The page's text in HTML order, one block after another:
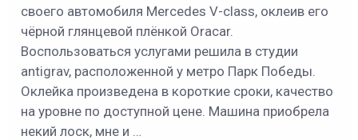
своего автомобиля Mercedes V-class, оклеив его
чёрной глянцевой плёнкой Oracar.
Воспользоваться услугами решила в студии
antigrav, расположенной у метро Парк Победы.
Оклейка произведена в короткие сроки, качество
на уровне по доступной цене. Машина приобрела
некий лоск, мне и …